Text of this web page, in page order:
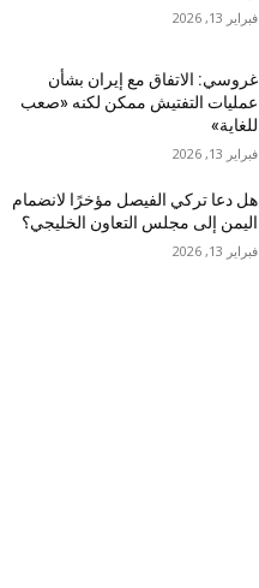
فبراير 13, 2026
غروسي: الاتفاق مع إيران بشأن
عمليات التفتيش ممكن لكنه «صعب
للغاية»
فبراير 13, 2026
هل دعا تركي الفيصل مؤخرًا لانضمام
اليمن إلى مجلس التعاون الخليجي؟
فبراير 13, 2026